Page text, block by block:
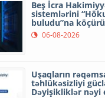
Beş İcra
sistemlərini
buludu”na
06-08-2026
Uşaqların
təhlükəsizliyi
Dəyişikliklər nəyi